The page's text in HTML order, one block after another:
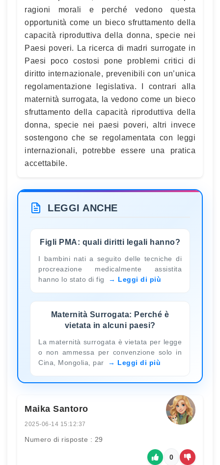
ragioni morali e perché vedono questa
opportunità come un bieco sfruttamento della
capacità riproduttiva della donna, specie nei
Paesi poveri. La ricerca di madri surrogate in
Paesi poco costosi pone problemi critici di
diritto internazionale, prevenibili con un’unica
regolamentazione legislativa. I contrari alla
maternità surrogata, la vedono come un bieco
sfruttamento della capacità riproduttiva della
donna, specie nei paesi poveri, altri invece
sostengono che se regolamentata con leggi
internazionali, potrebbe essere una pratica
accettabile.
LEGGI ANCHE
Figli PMA: quali diritti legali hanno?
I bambini nati a seguito delle tecniche di
procreazione medicalmente assistita
hanno lo stato di fig
Leggi di più
Maternità Surrogata: Perché è
vietata in alcuni paesi?
La maternità surrogata è vietata per legge
o non ammessa per convenzione solo in
Cina, Mongolia, par
Leggi di più
Maika Santoro
2025-06-14 15:12:37
Numero di risposte : 29
0